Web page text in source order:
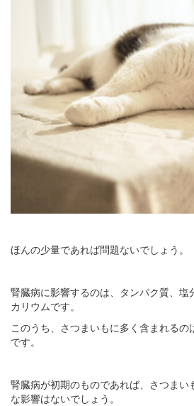
ほんの少量であれば問題ないでしょう。
腎臓病に影響するのは、タンパク質、塩
カリウムです。
このうち、さつまいもに多く含まれるの
です。
腎臓病が初期のものであれば、さつまい
な影響はないでしょう。